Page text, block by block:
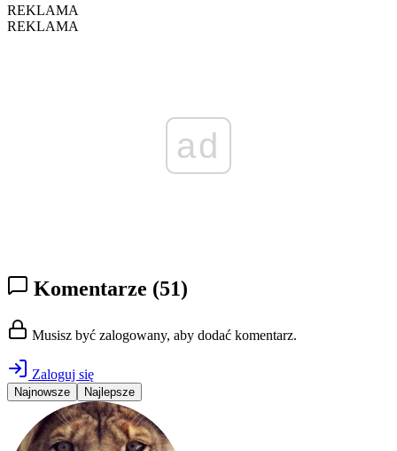
REKLAMA
REKLAMA
ad
Komentarze (51)
Musisz być zalogowany, aby dodać komentarz.
Zaloguj się
Najnowsze Najlepsze